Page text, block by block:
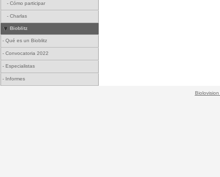
- Cómo participar
- Charlas
Bioblitz
- Qué es un Bioblitz
- Convocatoria 2022
- Especialistas
- Informes
Biolovision